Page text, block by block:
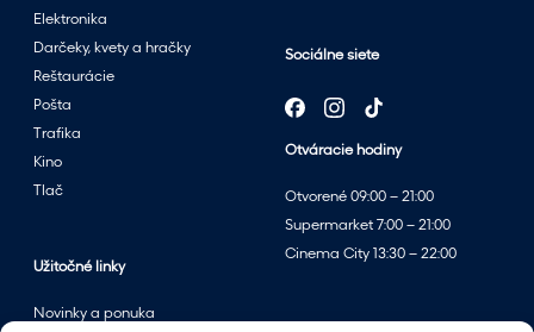
p
r
e
d
a
j
o
p
r
Sociálne siete
Otváracie hodiny
Otvorené 09:00 – 21:00
Supermarket 7:00 – 21:00
Cinema City 13:30 – 22:00
Elektronika
Darčeky, kvety a hračky
Reštaurácie
Pošta
Trafika
Kino
Tlač
Užitočné linky
Novinky a ponuka